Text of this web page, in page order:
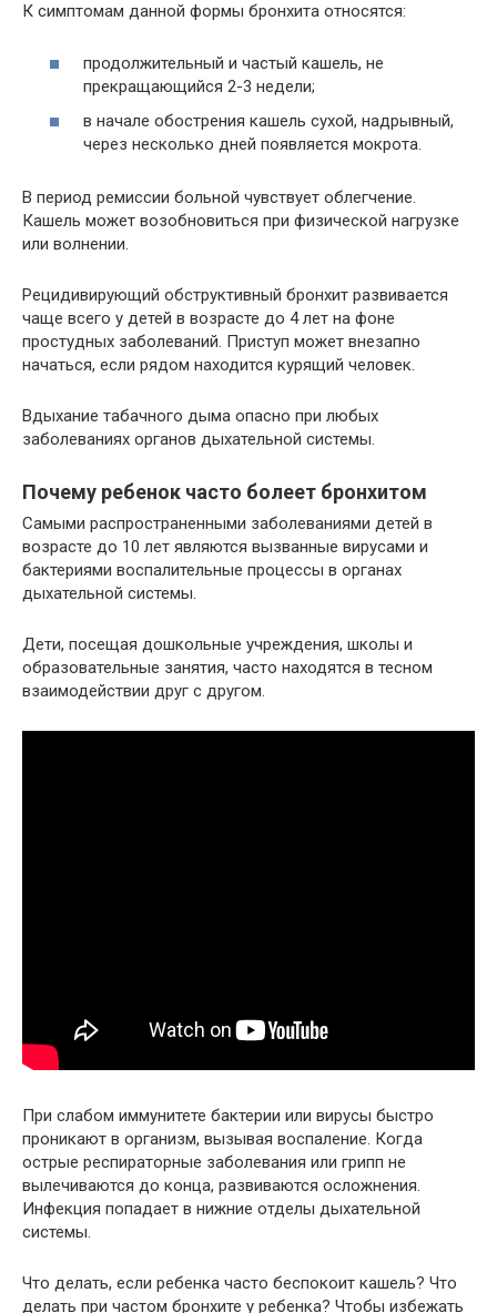
К симптомам данной формы бронхита относятся:
продолжительный и частый кашель, не
прекращающийся 2-3 недели;
в начале обострения кашель сухой, надрывный,
через несколько дней появляется мокрота.
В период ремиссии больной чувствует облегчение.
Кашель может возобновиться при физической нагрузке
или волнении.
Рецидивирующий обструктивный бронхит развивается
чаще всего у детей в возрасте до 4 лет на фоне
простудных заболеваний. Приступ может внезапно
начаться, если рядом находится курящий человек.
Вдыхание табачного дыма опасно при любых
заболеваниях органов дыхательной системы.
Почему ребенок часто болеет бронхитом
Самыми распространенными заболеваниями детей в
возрасте до 10 лет являются вызванные вирусами и
бактериями воспалительные процессы в органах
дыхательной системы.
Дети, посещая дошкольные учреждения, школы и
образовательные занятия, часто находятся в тесном
взаимодействии друг с другом.
При слабом иммунитете бактерии или вирусы быстро
проникают в организм, вызывая воспаление. Когда
острые респираторные заболевания или грипп не
вылечиваются до конца, развиваются осложнения.
Инфекция попадает в нижние отделы дыхательной
системы.
Что делать, если ребенка часто беспокоит кашель? Что
делать при частом бронхите у ребенка? Чтобы избежать